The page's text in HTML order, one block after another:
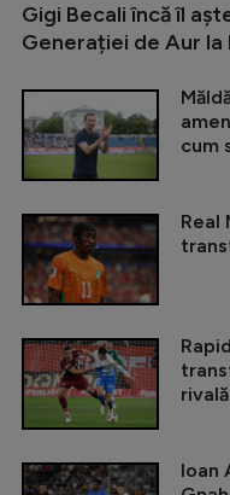
Gigi Becali încă îl
Generației de Aur la
cum
Real
rivală
Ioan